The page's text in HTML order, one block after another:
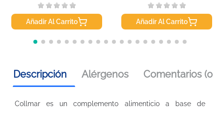
Añadir Al Carrito Añadir Al Carrito
Descripción Alérgenos Comentarios (0)
Collmar es un complemento alimenticio a base de